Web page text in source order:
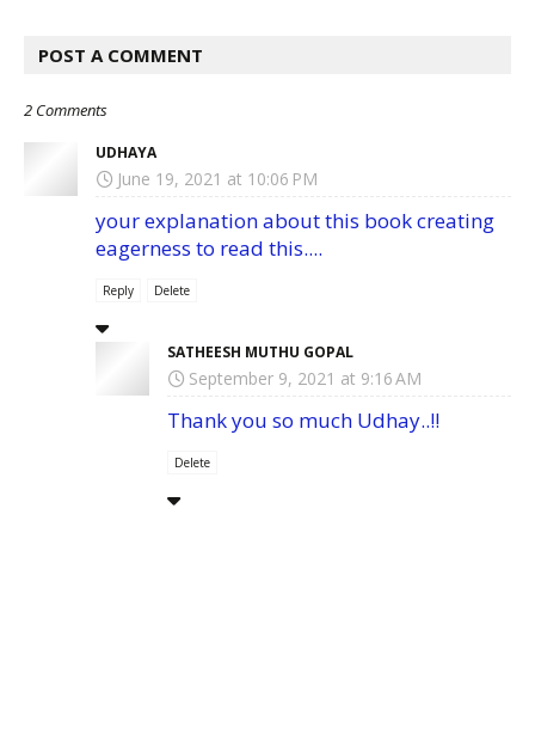
POST A COMMENT
2 Comments
UDHAYA
June 19, 2021 at 10:06 PM
your explanation about this book creating
eagerness to read this....
Reply Delete
SATHEESH MUTHU GOPAL
September 9, 2021 at 9:16 AM
Thank you so much Udhay..!!
Delete